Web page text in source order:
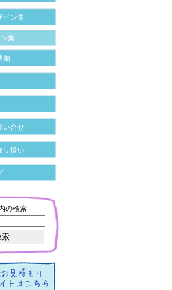
イン集
集
備
い合せ
り扱い
の検索